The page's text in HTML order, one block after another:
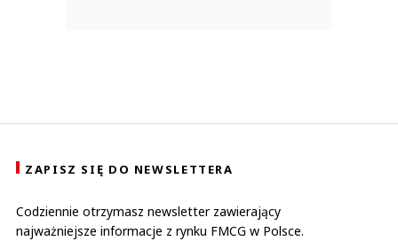
ZAPISZ SIĘ DO NEWSLETTERA
Codziennie otrzymasz newsletter zawierający
najważniejsze informacje z rynku FMCG w Polsce.